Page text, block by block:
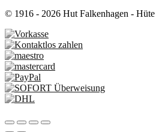
© 1916 - 2026 Hut Falkenhagen -